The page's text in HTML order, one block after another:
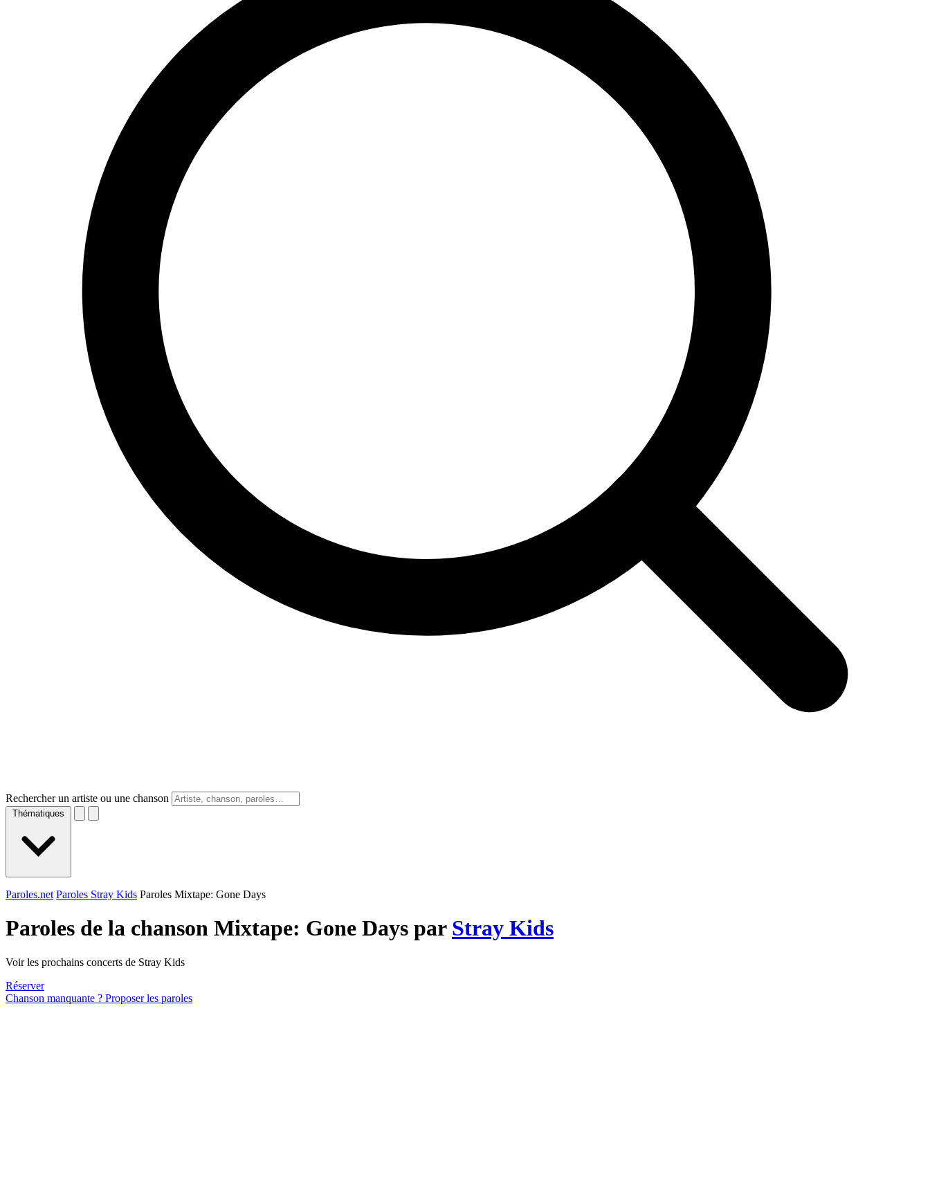
Rechercher un artiste ou une chanson
Thématiques
Paroles.net Paroles Stray Kids Paroles Mixtape: Gone Days
Paroles de la chanson Mixtape: Gone Days par Stray Kids
Voir les prochains concerts de Stray Kids
Réserver
Chanson manquante ? Proposer les paroles